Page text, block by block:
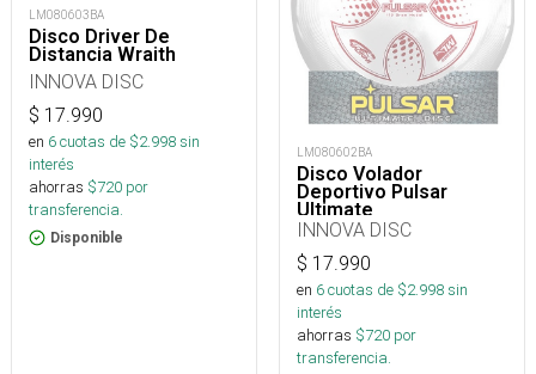
LM080603BA
Disco Driver De
Distancia Wraith
INNOVA DISC
$ 17.990
en 6cuotas de $2.998sin
interés
ahorras $720 por
transferencia.
Disponible
LM080602BA
Disco Volador
Deportivo Pulsar
Ultimate
INNOVA DISC
$ 17.990
en 6cuotas de $2.998sin
interés
ahorras $720 por
transferencia.